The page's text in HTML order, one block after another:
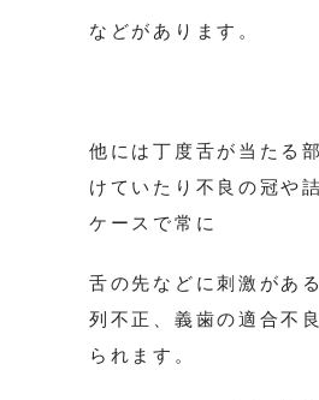
などがあります。
他には丁度舌が当たる
けていたり不良の冠や
ケースで常に
舌の先などに刺激があ
列不正、義歯の適合不
られます。